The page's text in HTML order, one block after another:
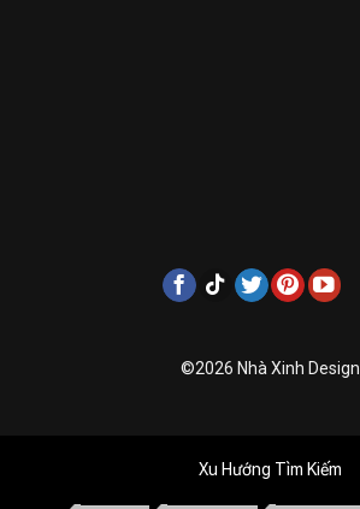
©2026 Nhà Xinh Design
Xu Hướng Tìm Kiếm